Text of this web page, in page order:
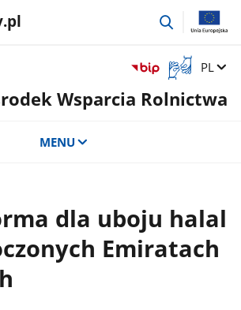
przejdź
Otwórz
okno
z
Zmień
PL
Wsparcia Rolnictwa
MENU
dla uboju halal
Emiratach